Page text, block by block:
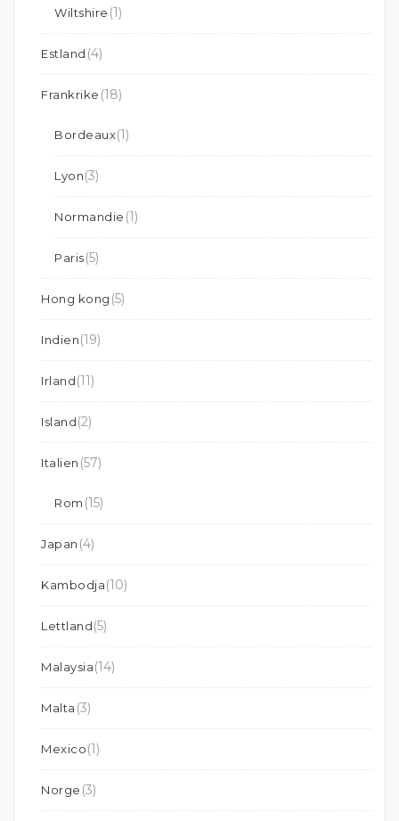
Wiltshire (1)
Estland (4)
Frankrike (18)
Bordeaux(1)
Lyon(3)
Normandie (1)
Paris(5)
Hong kong (5)
Indien(19)
Irland(11)
Island(2)
Italien (57)
Rom (15)
Japan (4)
Kambodja(10)
Lettland(5)
Malaysia(14)
Malta (3)
Mexico(1)
Norge (3)